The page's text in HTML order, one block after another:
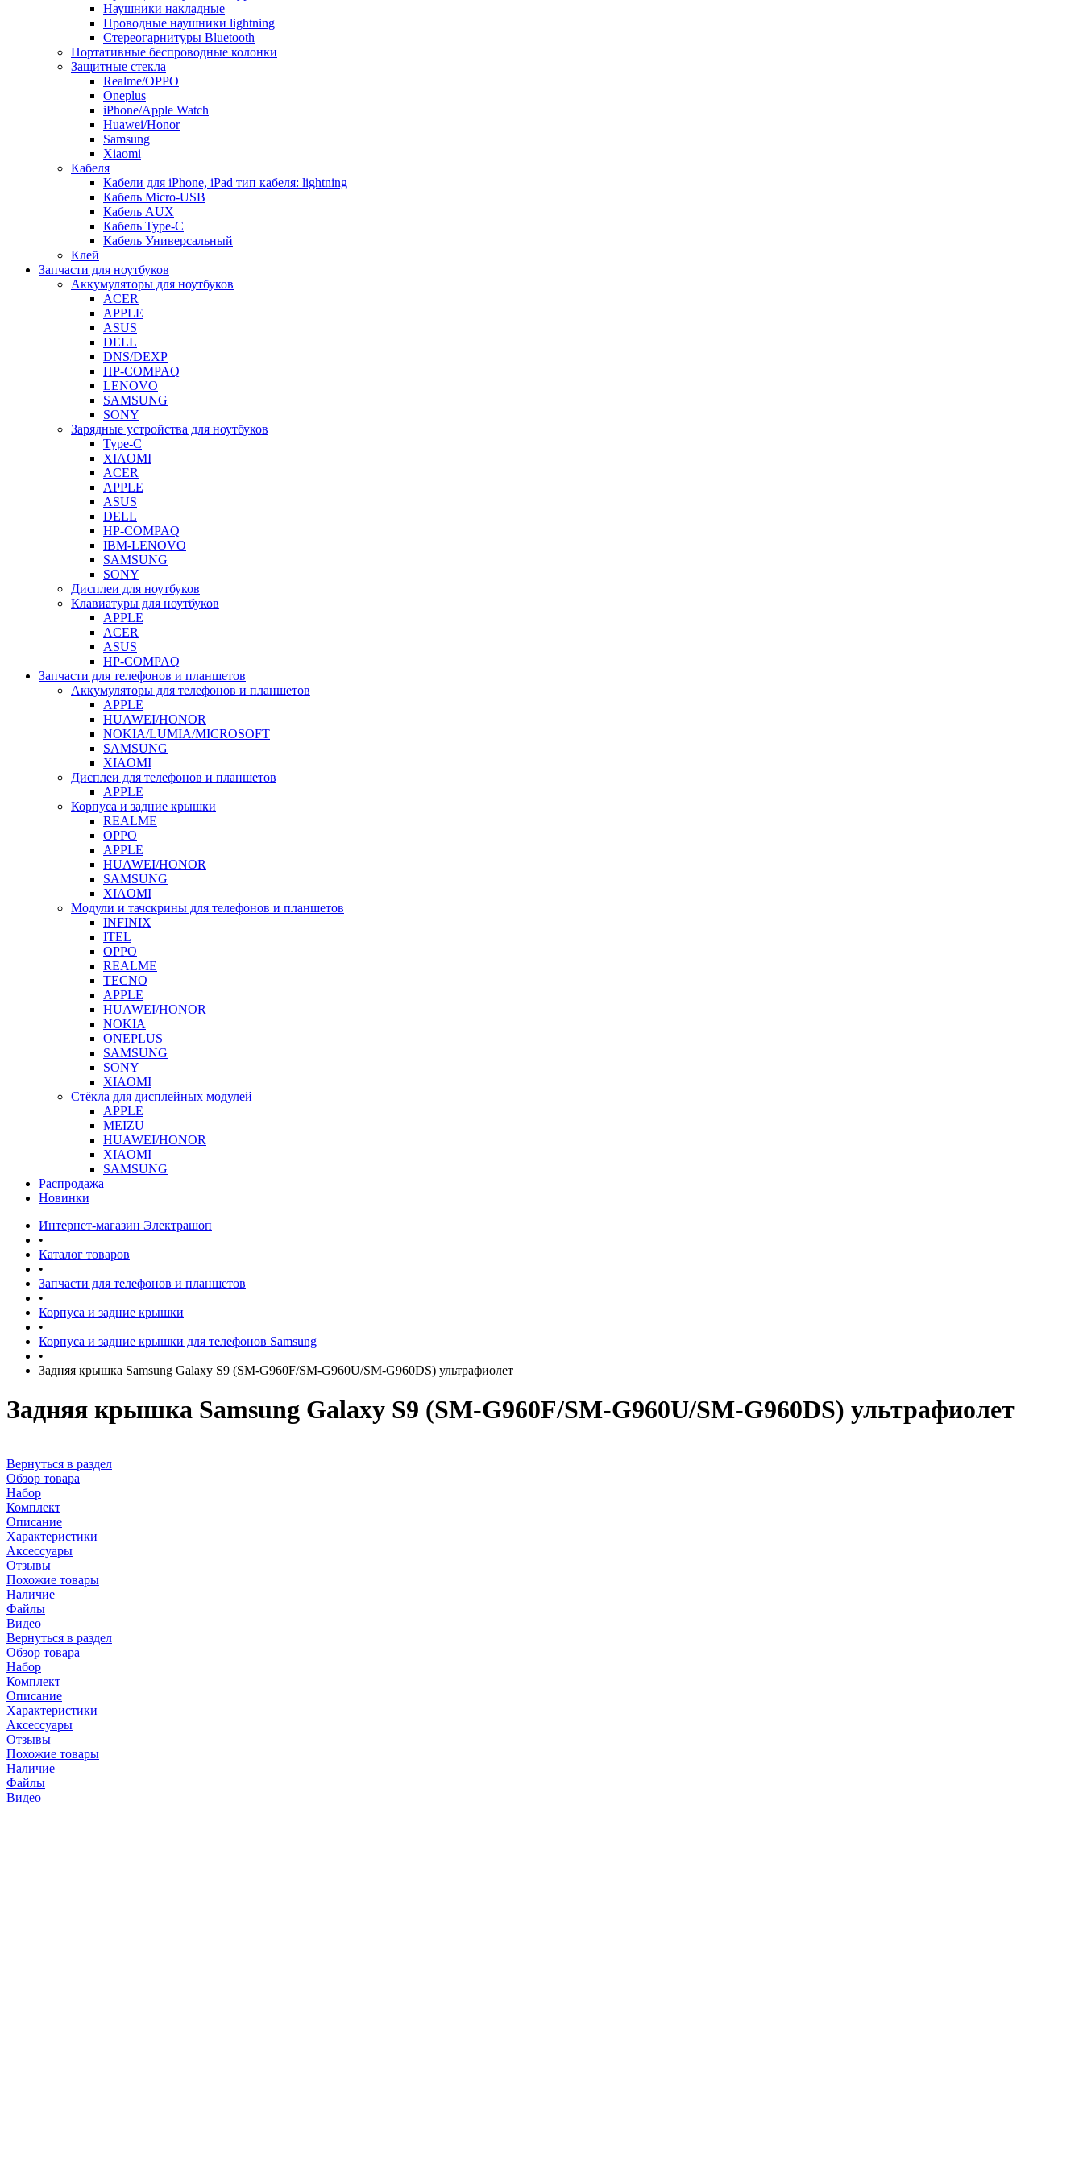
Наушники накладные
Проводные наушники lightning
Стереогарнитуры Bluetooth
Портативные беспроводные колонки
Защитные стекла
Realme/OPPO
Oneplus
iPhone/Apple Watch
Huawei/Honor
Samsung
Xiaomi
Кабеля
Кабели для iPhone, iPad тип кабеля: lightning
Кабель Micro-USB
Кабель AUX
Кабель Type-C
Кабель Универсальный
Клей
Запчасти для ноутбуков
Аккумуляторы для ноутбуков
ACER
APPLE
ASUS
DELL
DNS/DEXP
HP-COMPAQ
LENOVO
SAMSUNG
SONY
Зарядные устройства для ноутбуков
Type-C
XIAOMI
ACER
APPLE
ASUS
DELL
HP-COMPAQ
IBM-LENOVO
SAMSUNG
SONY
Дисплеи для ноутбуков
Клавиатуры для ноутбуков
APPLE
ACER
ASUS
HP-COMPAQ
Запчасти для телефонов и планшетов
Аккумуляторы для телефонов и планшетов
APPLE
HUAWEI/HONOR
NOKIA/LUMIA/MICROSOFT
SAMSUNG
XIAOMI
Дисплеи для телефонов и планшетов
APPLE
Корпуса и задние крышки
REALME
OPPO
APPLE
HUAWEI/HONOR
SAMSUNG
XIAOMI
Модули и тачскрины для телефонов и планшетов
INFINIX
ITEL
OPPO
REALME
TECNO
APPLE
HUAWEI/HONOR
NOKIA
ONEPLUS
SAMSUNG
SONY
XIAOMI
Стёкла для дисплейных модулей
APPLE
MEIZU
HUAWEI/HONOR
XIAOMI
SAMSUNG
Распродажа
Новинки
Интернет-магазин Электрашоп
•
Каталог товаров
•
Запчасти для телефонов и планшетов
•
Корпуса и задние крышки
•
Корпуса и задние крышки для телефонов Samsung
•
Задняя крышка Samsung Galaxy S9 (SM-G960F/SM-G960U/SM-G960DS) ультрафиолет
Задняя крышка Samsung Galaxy S9 (SM-G960F/SM-G960U/SM-G960DS) ультрафиолет
Вернуться в раздел
Обзор товара
Набор
Комплект
Описание
Характеристики
Аксессуары
Отзывы
Похожие товары
Наличие
Файлы
Видео
Вернуться в раздел
Обзор товара
Набор
Комплект
Описание
Характеристики
Аксессуары
Отзывы
Похожие товары
Наличие
Файлы
Видео